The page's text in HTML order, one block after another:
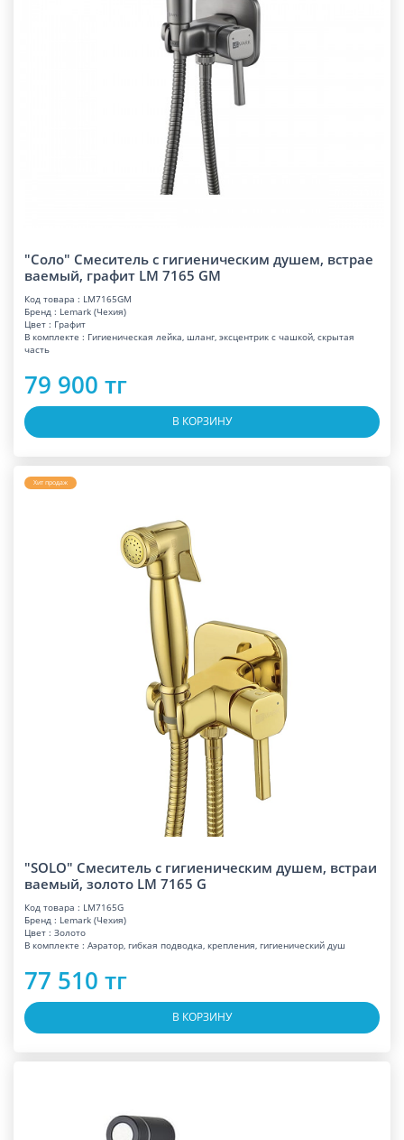
"Соло" Смеситель с гигиеническим душем, встрае
ваемый, графит LM 7165 GM
Код товара : LM7165GM
Бренд : Lemark (Чехия)
Цвет : Графит
В комплекте : Гигиеническая лейка, шланг, эксцентрик с чашкой, скрытая
часть
79 900 тг
В КОРЗИНУ
Хит продаж
"SOLO" Смеситель с гигиеническим душем, встраи
ваемый, золото LM 7165 G
Код товара : LM7165G
Бренд : Lemark (Чехия)
Цвет : Золото
В комплекте : Аэратор, гибкая подводка, крепления, гигиенический душ
77 510 тг
В КОРЗИНУ